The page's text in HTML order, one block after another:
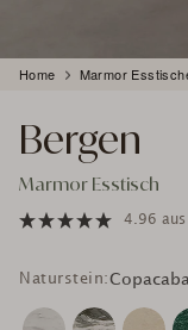
Home Marmor
Bergen
Marmor Esstisch
4.96 aus
Naturstein:
Produkt
Warenkorb
hinzugefügt